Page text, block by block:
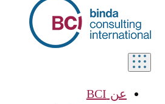
تبديل
التصفح
عن BCI